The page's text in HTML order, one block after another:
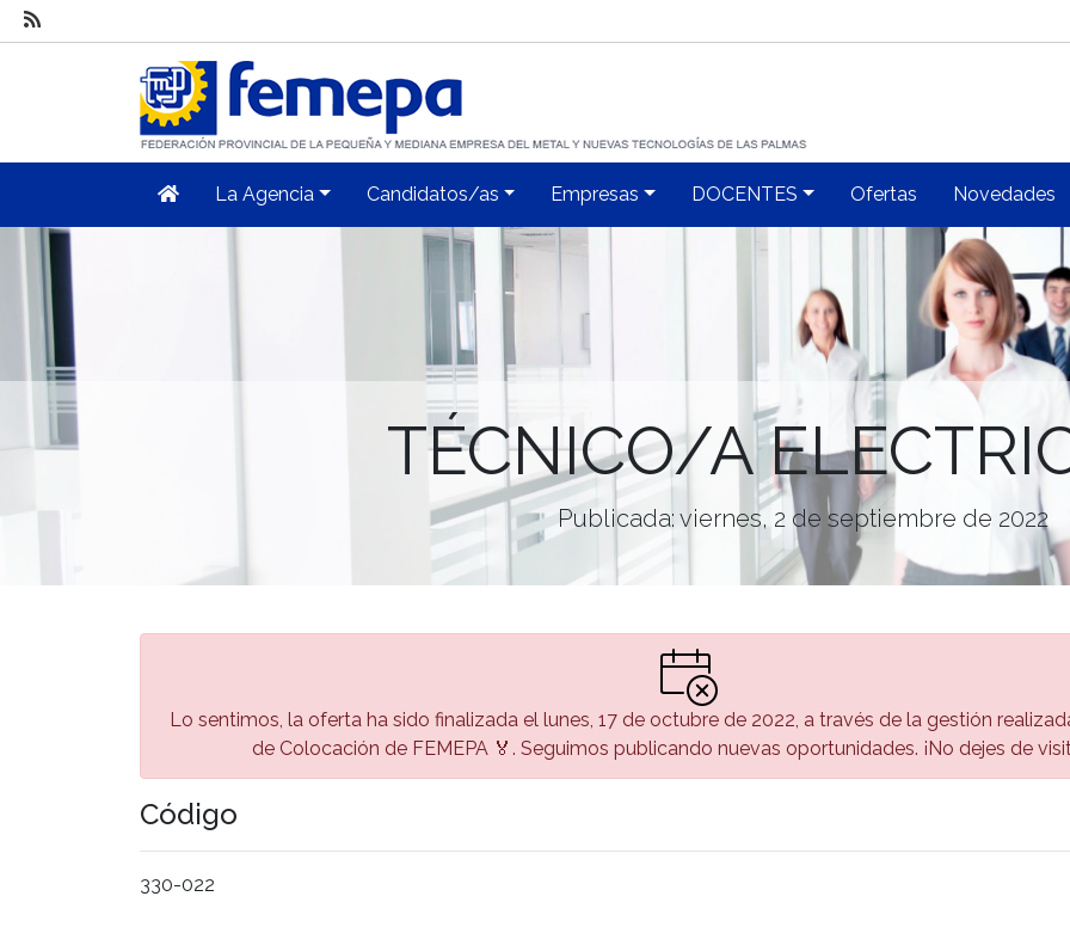
La Agencia Candidatos/as Empresas DOCENTES Ofertas Novedades
TÉCNICO/A
Publicada: viernes, 2 de septiembre de 2022
Lo sentimos, la oferta ha sido finalizada el lunes, 17 de octubre de 2022, a través de la gestión
de Colocación de FEMEPA 🏅. Seguimos publicando nuevas oportunidades. ¡No dejes de
Código
330-022